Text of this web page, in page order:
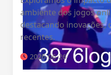
ambiente dos jogos
destacando inovações,
recentes.
2026-06-26